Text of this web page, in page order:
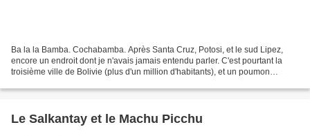
Ba la la Bamba. Cochabamba. Après Santa Cruz, Potosi, et le sud Lipez,
encore un endroit dont je n'avais jamais entendu parler. C'est pourtant la
troisième ville de Bolivie (plus d'un million d'habitants), et un poumon
Le Salkantay et le Machu Picchu